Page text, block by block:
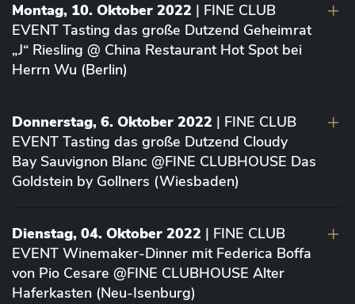
Montag, 10. Oktober 2022 | FINE CLUB
EVENT Tasting das große Dutzend Geheimrat
„J“ Riesling @ China Restaurant Hot Spot bei
Herrn Wu (Berlin)
Donnerstag, 6. Oktober 2022 | FINE CLUB
EVENT Tasting das große Dutzend Cloudy
Bay Sauvignon Blanc @FINE CLUBHOUSE Das
Goldstein by Gollners (Wiesbaden)
Dienstag, 04. Oktober 2022 | FINE CLUB
EVENT Winemaker-Dinner mit Federica Boffa
von Pio Cesare @FINE CLUBHOUSE Alter
Haferkasten (Neu-Isenburg)